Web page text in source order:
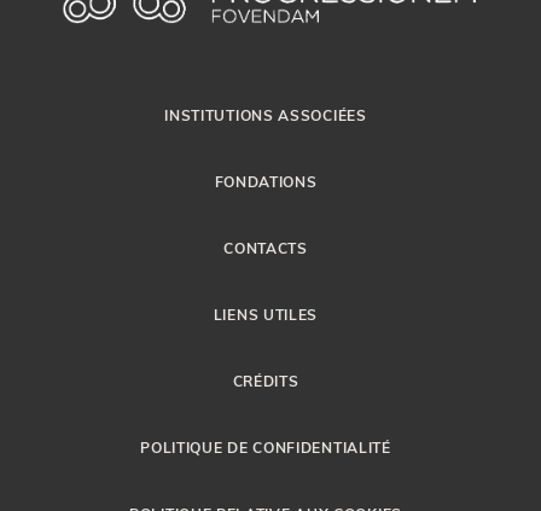
INSTITUTIONS ASSOCIÉES
FONDATIONS
CONTACTS
LIENS UTILES
CRÉDITS
POLITIQUE DE CONFIDENTIALITÉ